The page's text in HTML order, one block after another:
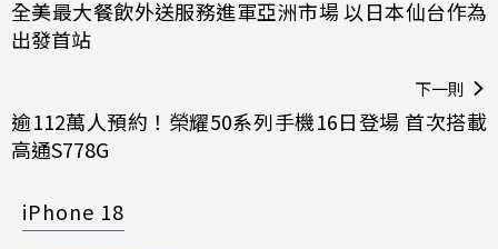
全美最大餐飲外送服務進軍亞洲市場 以日本仙台作為
出發首站
下一則
逾112萬人預約！榮耀50系列手機16日登場 首次搭載
高通S778G
iPhone 18